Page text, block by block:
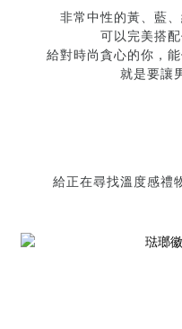
非常中性的黃、藍
可以完美搭
給對時尚貪心的你，
就是要讓
給正在尋找溫度感禮